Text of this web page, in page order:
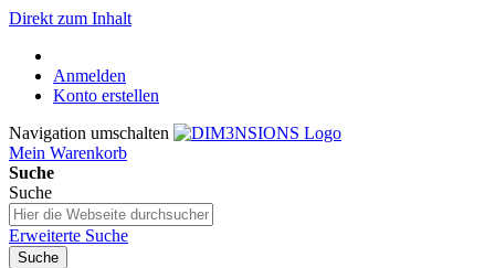
Direkt zum Inhalt
Anmelden
Konto erstellen
Navigation umschalten
Mein Warenkorb
Suche
Suche
Erweiterte Suche
Suche